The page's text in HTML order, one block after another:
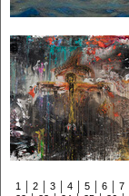
1 2 3 4 5 6 7